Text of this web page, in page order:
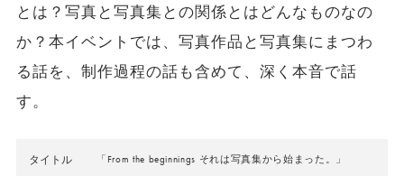
とは？写真と写真集との関係とはどんなものなの
か？本イベントでは、写真作品と写真集にまつわ
る話を、制作過程の話も含めて、深く本音で話
す。
タイトル 「From the beginnings それは写真集から始まった。」